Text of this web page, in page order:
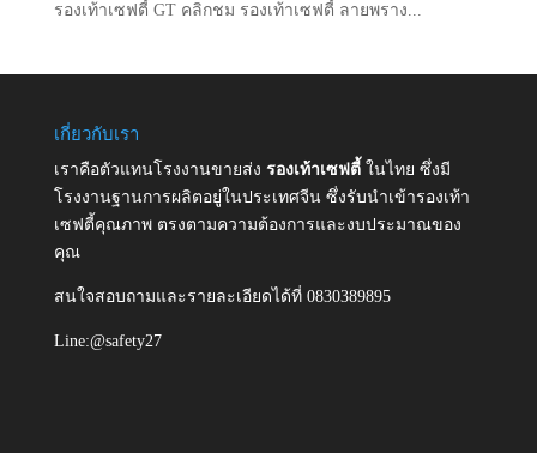
รองเท้าเซฟตี้ GT คลิกชม รองเท้าเซฟตี้ ลายพราง...
เกี่ยวกับเรา
เราคือตัวแทนโรงงานขายส่ง รองเท้าเซฟตี้ ในไทย ซึ่งมี
โรงงานฐานการผลิตอยู่ในประเทศจีน ซึ่งรับนำเข้ารองเท้า
เซฟตี้คุณภาพ ตรงตามความต้องการและงบประมาณของ
คุณ
สนใจสอบถามและรายละเอียดได้ที่ 0830389895
Line:@safety27